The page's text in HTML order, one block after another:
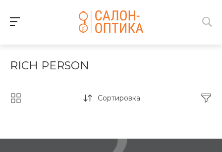
RICH PERSON
Сортировка